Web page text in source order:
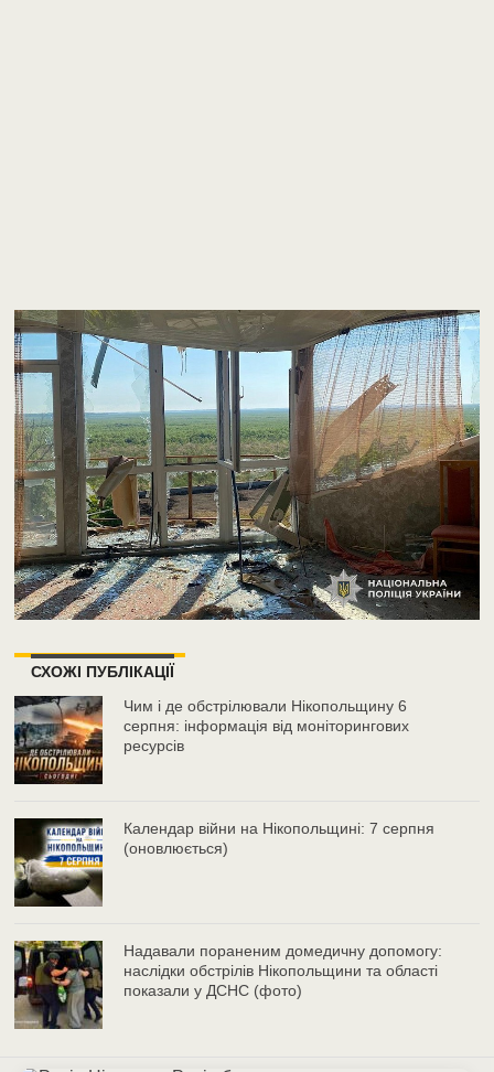
СХОЖІ ПУБЛІКАЦІЇ
Чим і де обстрілювали Нікопольщину 6
серпня: інформація від моніторингових
ресурсів
Календар війни на Нікопольщині: 7 серпня
(оновлюється)
Надавали пораненим домедичну допомогу:
наслідки обстрілів Нікопольщини та області
показали у ДСНС (фото)